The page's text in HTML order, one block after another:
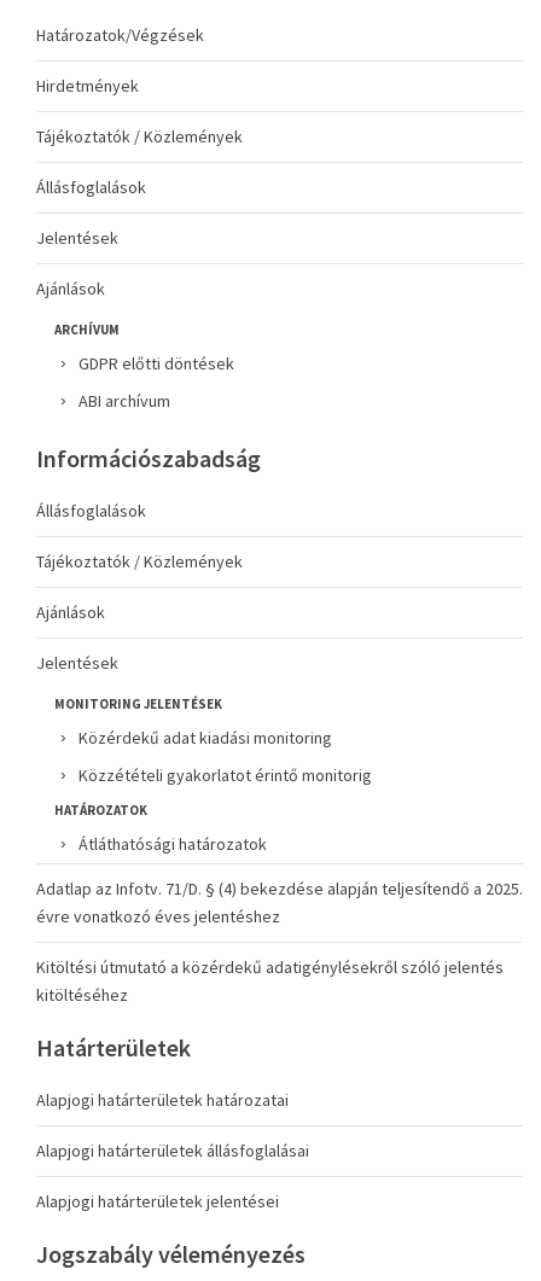
Határozatok/Végzések
Hirdetmények
Tájékoztatók / Közlemények
Állásfoglalások
Jelentések
Ajánlások
ARCHÍVUM
GDPR előtti döntések
ABI archívum
Információszabadság
Állásfoglalások
Tájékoztatók / Közlemények
Ajánlások
Jelentések
MONITORING JELENTÉSEK
Közérdekű adat kiadási monitoring
Közzétételi gyakorlatot érintő monitorig
HATÁROZATOK
Átláthatósági határozatok
Adatlap az Infotv. 71/D. § (4) bekezdése alapján teljesítendő a 2025.
évre vonatkozó éves jelentéshez
Kitöltési útmutató a közérdekű adatigénylésekről szóló jelentés
kitöltéséhez
Határterületek
Alapjogi határterületek határozatai
Alapjogi határterületek állásfoglalásai
Alapjogi határterületek jelentései
Jogszabály véleményezés